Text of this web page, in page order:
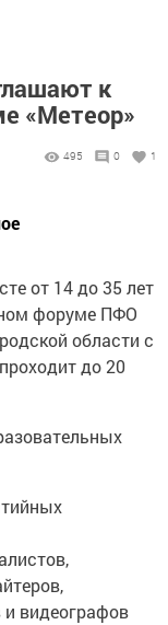
к
«Метеор»
495 0 1
от 14 до 35 лет
форуме ПФО
области с
до 20
и видеографов